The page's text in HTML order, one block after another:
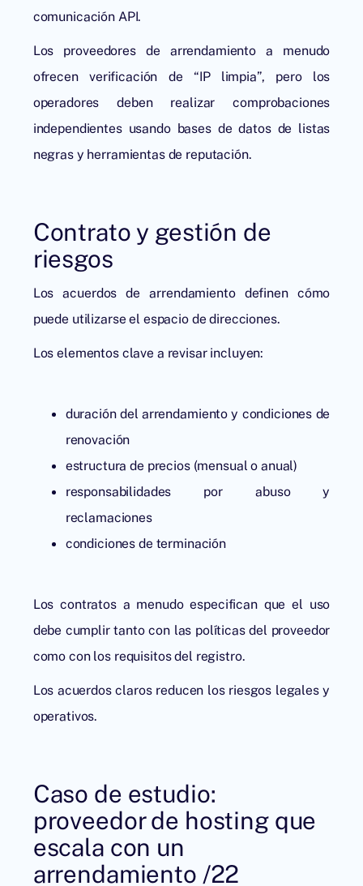
comunicación API.
Los proveedores de arrendamiento a menudo
ofrecen verificación de “IP limpia”, pero los
operadores deben realizar comprobaciones
independientes usando bases de datos de listas
negras y herramientas de reputación.
Contrato y gestión de
riesgos
Los acuerdos de arrendamiento definen cómo
puede utilizarse el espacio de direcciones.
Los elementos clave a revisar incluyen:
duración del arrendamiento y condiciones de
renovación
estructura de precios (mensual o anual)
responsabilidades por abuso y
reclamaciones
condiciones de terminación
Los contratos a menudo especifican que el uso
debe cumplir tanto con las políticas del proveedor
como con los requisitos del registro.
Los acuerdos claros reducen los riesgos legales y
operativos.
Caso de estudio:
proveedor de hosting que
escala con un
arrendamiento /22